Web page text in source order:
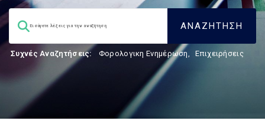
Συχνές Αναζητήσεις: Φορολογικη Ενημέρωση, Επιχειρήσεις